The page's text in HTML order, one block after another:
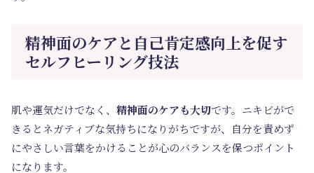
精神面のケアと自己肯定感向上を促す
セルフヒーリング技法
肌や運気だけでなく、 精神面のケアも大切です。ニキビがで
きるとネガティブな気持ちになりがちですが、自分を責めず
にやさしい言葉をかけることが心のバランスを保つポイント
になります。